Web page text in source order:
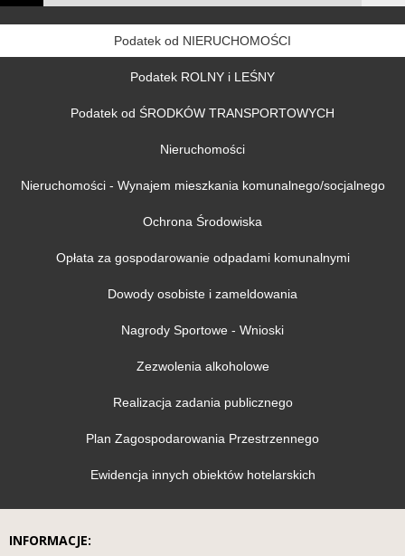
Podatek od NIERUCHOMOŚCI
Podatek ROLNY i LEŚNY
Podatek od ŚRODKÓW TRANSPORTOWYCH
Nieruchomości
Nieruchomości - Wynajem mieszkania komunalnego/socjalnego
Ochrona Środowiska
Opłata za gospodarowanie odpadami komunalnymi
Dowody osobiste i zameldowania
Nagrody Sportowe - Wnioski
Zezwolenia alkoholowe
Realizacja zadania publicznego
Plan Zagospodarowania Przestrzennego
Ewidencja innych obiektów hotelarskich
INFORMACJE: